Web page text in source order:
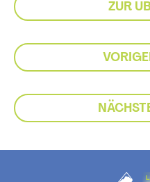
ZUR